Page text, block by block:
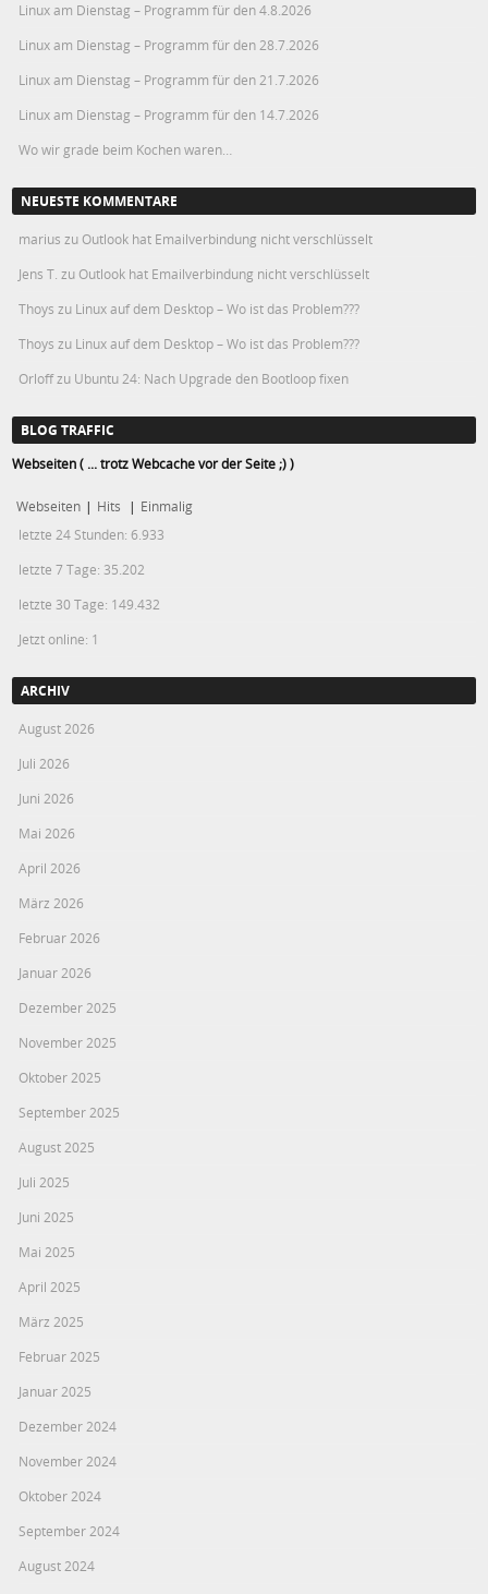
Linux am Dienstag – Programm für den 4.8.2026
Linux am Dienstag – Programm für den 28.7.2026
Linux am Dienstag – Programm für den 21.7.2026
Linux am Dienstag – Programm für den 14.7.2026
Wo wir grade beim Kochen waren…
NEUESTE KOMMENTARE
marius zu Outlook hat Emailverbindung nicht verschlüsselt
Jens T. zu Outlook hat Emailverbindung nicht verschlüsselt
Thoys zu Linux auf dem Desktop – Wo ist das Problem???
Thoys zu Linux auf dem Desktop – Wo ist das Problem???
Orloffzu Ubuntu 24: Nach Upgrade den Bootloop fixen
BLOG TRAFFIC
Webseiten ( ... trotz Webcache vor der Seite ;) )
Webseiten | Hits | Einmalig
letzte 24 Stunden:6.933
letzte 7 Tage: 35.202
letzte 30 Tage: 149.432
Jetzt online: 1
ARCHIV
August 2026
Juli 2026
Juni 2026
Mai 2026
April 2026
März 2026
Februar 2026
Januar 2026
Dezember 2025
November 2025
Oktober 2025
September 2025
August 2025
Juli 2025
Juni 2025
Mai 2025
April 2025
März 2025
Februar 2025
Januar 2025
Dezember 2024
November 2024
Oktober 2024
September 2024
August 2024